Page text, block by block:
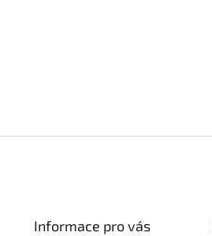
Informace pro vás